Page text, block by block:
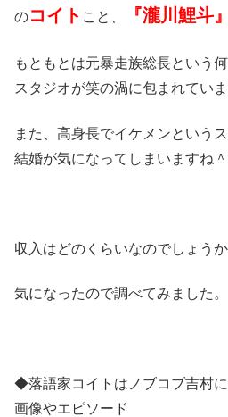
のコイト こと、 『瀧川鯉斗』
もともとは元暴走族総長という
スタジオが笑の渦に包まれていま
また、高身長でイケメンという
結婚が気になってしまいますね＾
収入はどのくらいなのでしょうか
気になったので調べてみました。
◆落語家コイトはノブコブ吉村
画像やエピソード